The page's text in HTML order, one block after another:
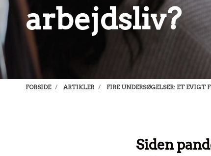
arbejdsliv?
FORSIDE ARTIKLER FIRE UNDERSØGELSER: ET EVIGT
Siden